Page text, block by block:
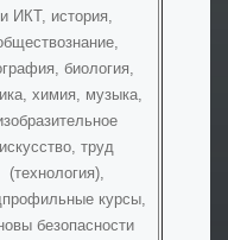
и ИКТ, история,
биология,
химия, музыка,
искусство, труд
(технология),
курсы,
безопасности